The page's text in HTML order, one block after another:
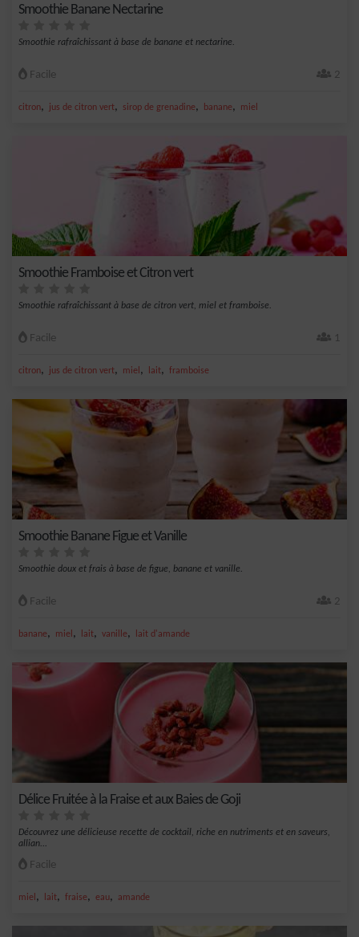
Smoothie Banane Nectarine
Smoothie rafraîchissant à base de banane et nectarine.
Facile 2
citron, jus de citron vert, sirop de grenadine, banane, miel
Smoothie Framboise et Citron vert
Smoothie rafraîchissant à base de citron vert, miel et framboise.
Facile 1
citron, jus de citron vert, miel , lait, framboise
Smoothie Banane Figue et Vanille
Smoothie doux et frais à base de figue, banane et vanille.
Facile 2
banane, miel , lait, vanille, lait d'amande
Délice Fruitée à la Fraise et aux Baies de Goji
Découvrez une délicieuse recette de cocktail, riche en nutriments et en saveurs,
allian...
Facile
miel , lait, fraise, eau, amande